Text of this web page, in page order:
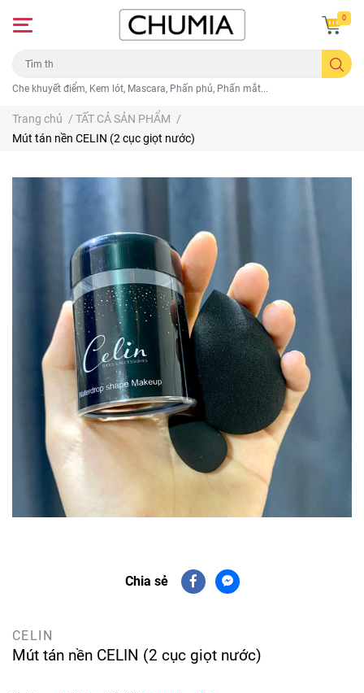
Che khuyết điểm, Kem lót, Mascara, Phấn phủ, Phấn mắt...
0
Trang chủ / TẤT CẢ SẢN PHẨM /
Mút tán nền CELIN (2 cục giọt nước)
Chia sẻ
CELIN
Mút tán nền CELIN (2 cục giọt nước)